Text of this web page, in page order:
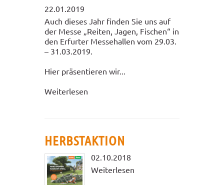
22.01.2019
Auch dieses Jahr finden Sie uns auf
der Messe „Reiten, Jagen, Fischen“ in
den Erfurter Messehallen vom 29.03.
– 31.03.2019.
Hier präsentieren wir...
Weiterlesen
HERBSTAKTION
02.10.2018
Weiterlesen